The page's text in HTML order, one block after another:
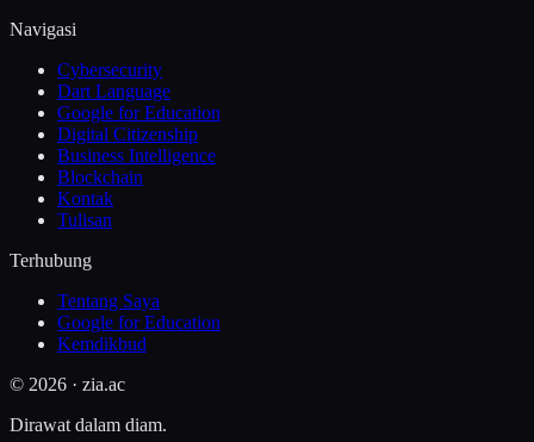
Navigasi
Cybersecurity
Dart Language
Google for Education
Digital Citizenship
Business Intelligence
Blockchain
Kontak
Tulisan
Terhubung
Tentang Saya
Google for Education
Kemdikbud
© 2026 · zia.ac
Dirawat dalam diam.